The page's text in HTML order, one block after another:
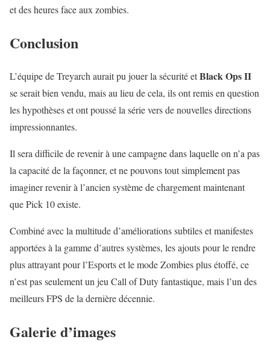
et des heures face aux zombies.
Conclusion
L’équipe de Treyarch aurait pu jouer la sécurité etBlack Ops II
se serait bien vendu, mais au lieu de cela, ils ont remis en question
les hypothèses et ont poussé la série vers de nouvelles directions
impressionnantes.
Il sera difficile de revenir à une campagne dans laquelle on n’a pas
la capacité de la façonner, et ne pouvons tout simplement pas
imaginer revenir à l’ancien système de chargement maintenant
que Pick 10 existe.
Combiné avec la multitude d’améliorations subtiles et manifestes
apportées à la gamme d’autres systèmes, les ajouts pour le rendre
plus attrayant pour l’Esports et le mode Zombies plus étoffé, ce
n’est pas seulement un jeu Call of Duty fantastique, mais l’un des
meilleurs FPS de la dernière décennie.
Galerie d’images